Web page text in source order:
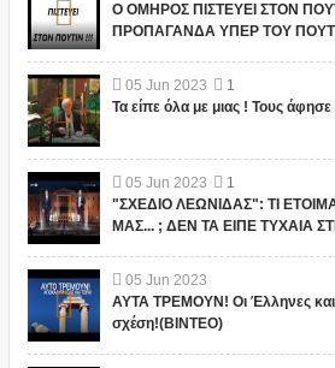
Ο ΟΜΗΡΟΣ ΠΙΣΤΕΥΕΙ ΣΤΟΝ
ΠΡΟΠΑΓΑΝΔΑ ΥΠΕΡ ΤΟΥ
05 Jun 2023
1
Τα είπε όλα με μιας ! Τους
05 Jun 2023
1
"ΣΧΕΔΙΟ ΛΕΩΝΙΔΑΣ": ΤΙ
ΜΑΣ... ; ΔΕΝ ΤΑ ΕΙΠΕ ΤΥΧΑΙΑ
05 Jun 2023
ΑΥΤΑ ΤΡΕΜΟΥΝ! Οι Έλληνες και
σχέση!(ΒΙΝΤΕΟ)